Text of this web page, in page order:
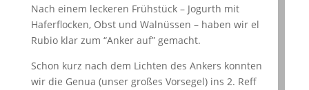
Nach einem leckeren Frühstück – Jogurth mit
Haferflocken, Obst und Walnüssen – haben wir el
Rubio klar zum “Anker auf” gemacht.
Schon kurz nach dem Lichten des Ankers konnten
wir die Genua (unser großes Vorsegel) ins 2. Reff